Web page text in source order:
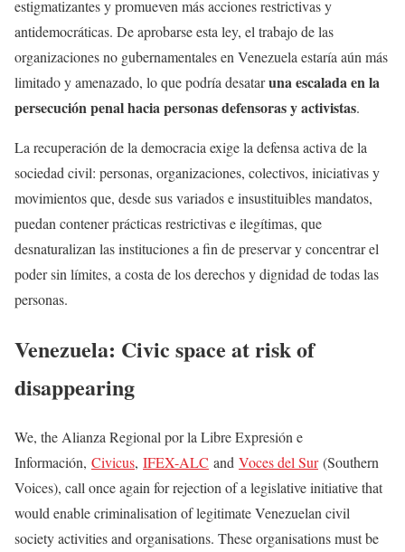
estigmatizantes y promueven más acciones restrictivas y
antidemocráticas. De aprobarse esta ley, el trabajo de las
organizaciones no gubernamentales en Venezuela estaría aún más
limitado y amenazado, lo que podría desataruna escalada en la
persecución penal hacia personas defensoras y activistas.
La recuperación de la democracia exige la defensa activa de la
sociedad civil: personas, organizaciones, colectivos, iniciativas y
movimientos que, desde sus variados e insustituibles mandatos,
puedan contener prácticas restrictivas e ilegítimas, que
desnaturalizan las instituciones a fin de preservar y concentrar el
poder sin límites, a costa de los derechos y dignidad de todas las
personas.
Venezuela: Civic space at risk of
disappearing
We, the Alianza Regional por la Libre Expresión e
Información, Civicus, IFEX-ALC and Voces del Sur(Southern
Voices), call once again for rejection of a legislative initiative that
would enable criminalisation of legitimate Venezuelan civil
society activities and organisations. These organisations must be